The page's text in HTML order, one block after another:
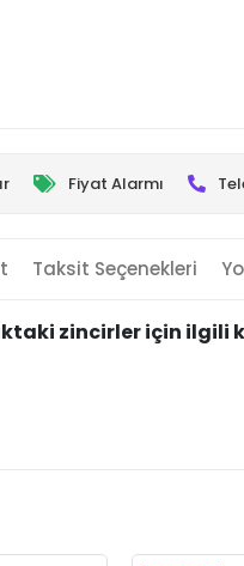
Fiyat Alarmı
Taksit Seçenekleri
zincirler için ilgili